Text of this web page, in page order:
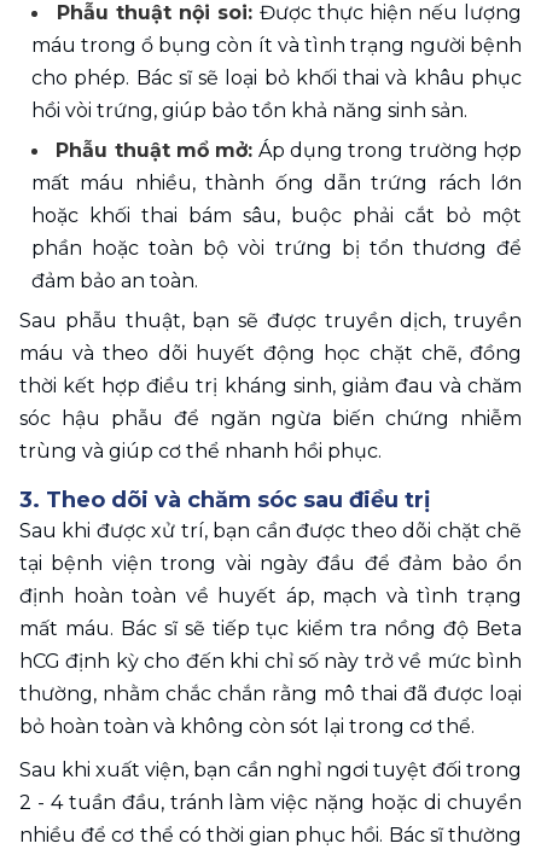
Phẫu thuật nội soi: Được thực hiện nếu lượng
máu trong ổ bụng còn ít và tình trạng người bệnh
cho phép. Bác sĩ sẽ loại bỏ khối thai và khâu phục
hồi vòi trứng, giúp bảo tồn khả năng sinh sản.
Phẫu thuật mổ mở: Áp dụng trong trường hợp
mất máu nhiều, thành ống dẫn trứng rách lớn
hoặc khối thai bám sâu, buộc phải cắt bỏ một
phần hoặc toàn bộ vòi trứng bị tổn thương để
đảm bảo an toàn.
Sau phẫu thuật, bạn sẽ được truyền dịch, truyền
máu và theo dõi huyết động học chặt chẽ, đồng
thời kết hợp điều trị kháng sinh, giảm đau và chăm
sóc hậu phẫu để ngăn ngừa biến chứng nhiễm
trùng và giúp cơ thể nhanh hồi phục.
3. Theo dõi và chăm sóc sau điều trị
Sau khi được xử trí, bạn cần được theo dõi chặt chẽ
tại bệnh viện trong vài ngày đầu để đảm bảo ổn
định hoàn toàn về huyết áp, mạch và tình trạng
mất máu. Bác sĩ sẽ tiếp tục kiểm tra nồng độ Beta
hCG định kỳ cho đến khi chỉ số này trở về mức bình
thường, nhằm chắc chắn rằng mô thai đã được loại
bỏ hoàn toàn và không còn sót lại trong cơ thể.
Sau khi xuất viện, bạn cần nghỉ ngơi tuyệt đối trong
2 - 4 tuần đầu, tránh làm việc nặng hoặc di chuyển
nhiều để cơ thể có thời gian phục hồi. Bác sĩ thường